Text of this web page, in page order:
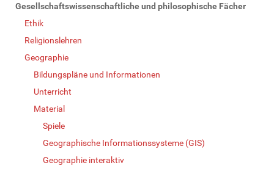
Gesellschaftswissenschaftliche und philosophische Fächer
Ethik
Religionslehren
Geographie
Bildungspläne und Informationen
Unterricht
Material
Spiele
Geographische Informationssysteme (GIS)
Geographie interaktiv